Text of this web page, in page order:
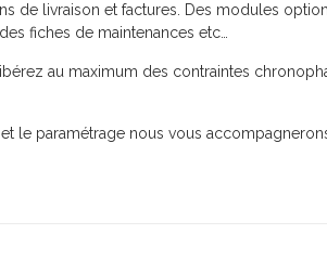
de livraison et factures. Des modules
fiches de maintenances etc…
au maximum des contraintes
et le paramétrage nous vous